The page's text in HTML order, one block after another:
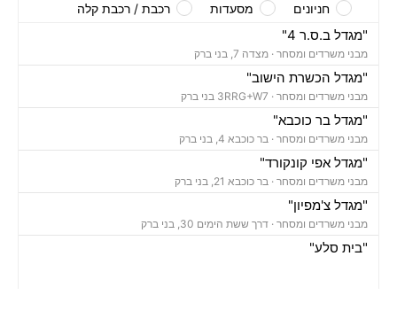
"מגדל ב.ס.ר 4"
מבני משרדים ומסחר · מצדה 7, בני ברק
"מגדל הכשרת הישוב"
מבני משרדים ומסחר ·
"מגדל בר כוכבא"
מבני משרדים ומסחר · בר כוכבא 4, בני ברק
"מגדל אפי קונקורד"
מבני משרדים ומסחר · בר כוכבא 21, בני ברק
"מגדל צ'מפיון"
מבני משרדים ומסחר · דרך ששת הימים 30, בני ברק
"בית סלע"
חניונים
מסעדות רכבת / רכבת קלה